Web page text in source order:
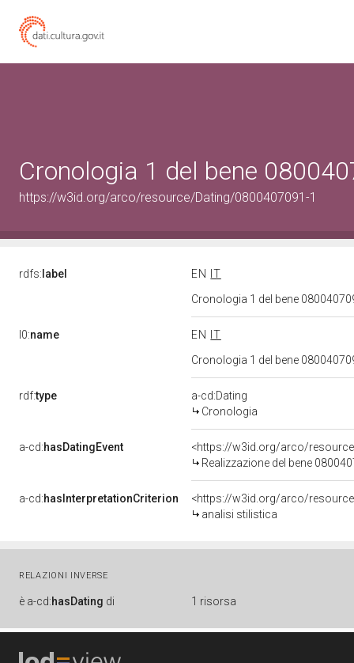
Cronologia 1 del bene
https://w3id.org/arco/resource/Dating/0800407091-1
rdfs: label EN
IT
Cronologia 1 del bene
l0:name EN
IT
Cronologia 1 del bene
rdf:type
a-cd:Dating
Cronologia
a-cd:hasDatingEvent
<https://w3id.org/arco/
Realizzazione del bene
a-cd:hasInterpretationCriterion
<https://w3id.org/arco/
analisi stilistica
RELAZIONI INVERSE
è a-cd:hasDating di 1 risorsa